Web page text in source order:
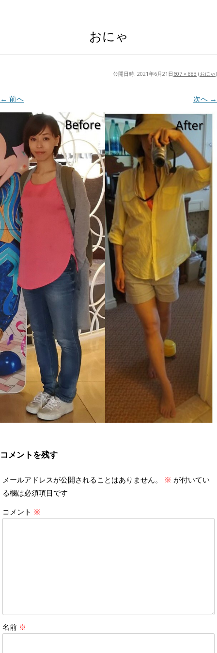
おにゃ
公開日時: 2021年6月21日 607 × 883 (おにゃ)
← 前へ 次へ →
コメントを残す
メールアドレスが公開されることはありません。 ※ が付いてい
る欄は必須項目です
コメント ※
名前 ※